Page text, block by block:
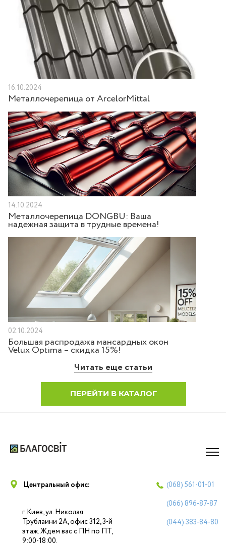
16.10.2024
Металлочерепица от ArcelorMittal
14.10.2024
Металлочерепица DONGBU: Ваша
надежная защита в трудные времена!
02.10.2024
Большая распродажа мансардных окон
Velux Optima – скидка 15%!
Читать еще статьи
ПЕРЕЙТИ В КАТАЛОГ
Центральный офис:
г. Киев, ул. Николая
Трублаини 2А, офис 312, 3-й
этаж. Ждем вас с ПН по ПТ,
9:00-18:00.
(068) 561-01-01
(066) 896-87-87
(044) 383-84-80